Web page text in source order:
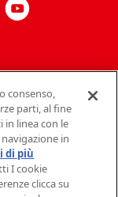
consenso,
parti, al fine
linea con le
in
di più
I cookie
clicca su